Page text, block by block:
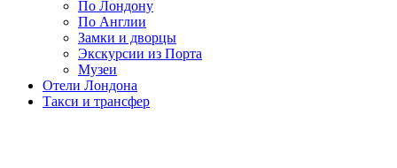
По Лондону
По Англии
Замки и дворцы
Экскурсии из Порта
Музеи
Отели Лондона
Такси и трансфер